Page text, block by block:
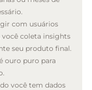
com usuários
você coleta insights
seu produto final.
ouro puro para
você tem dados